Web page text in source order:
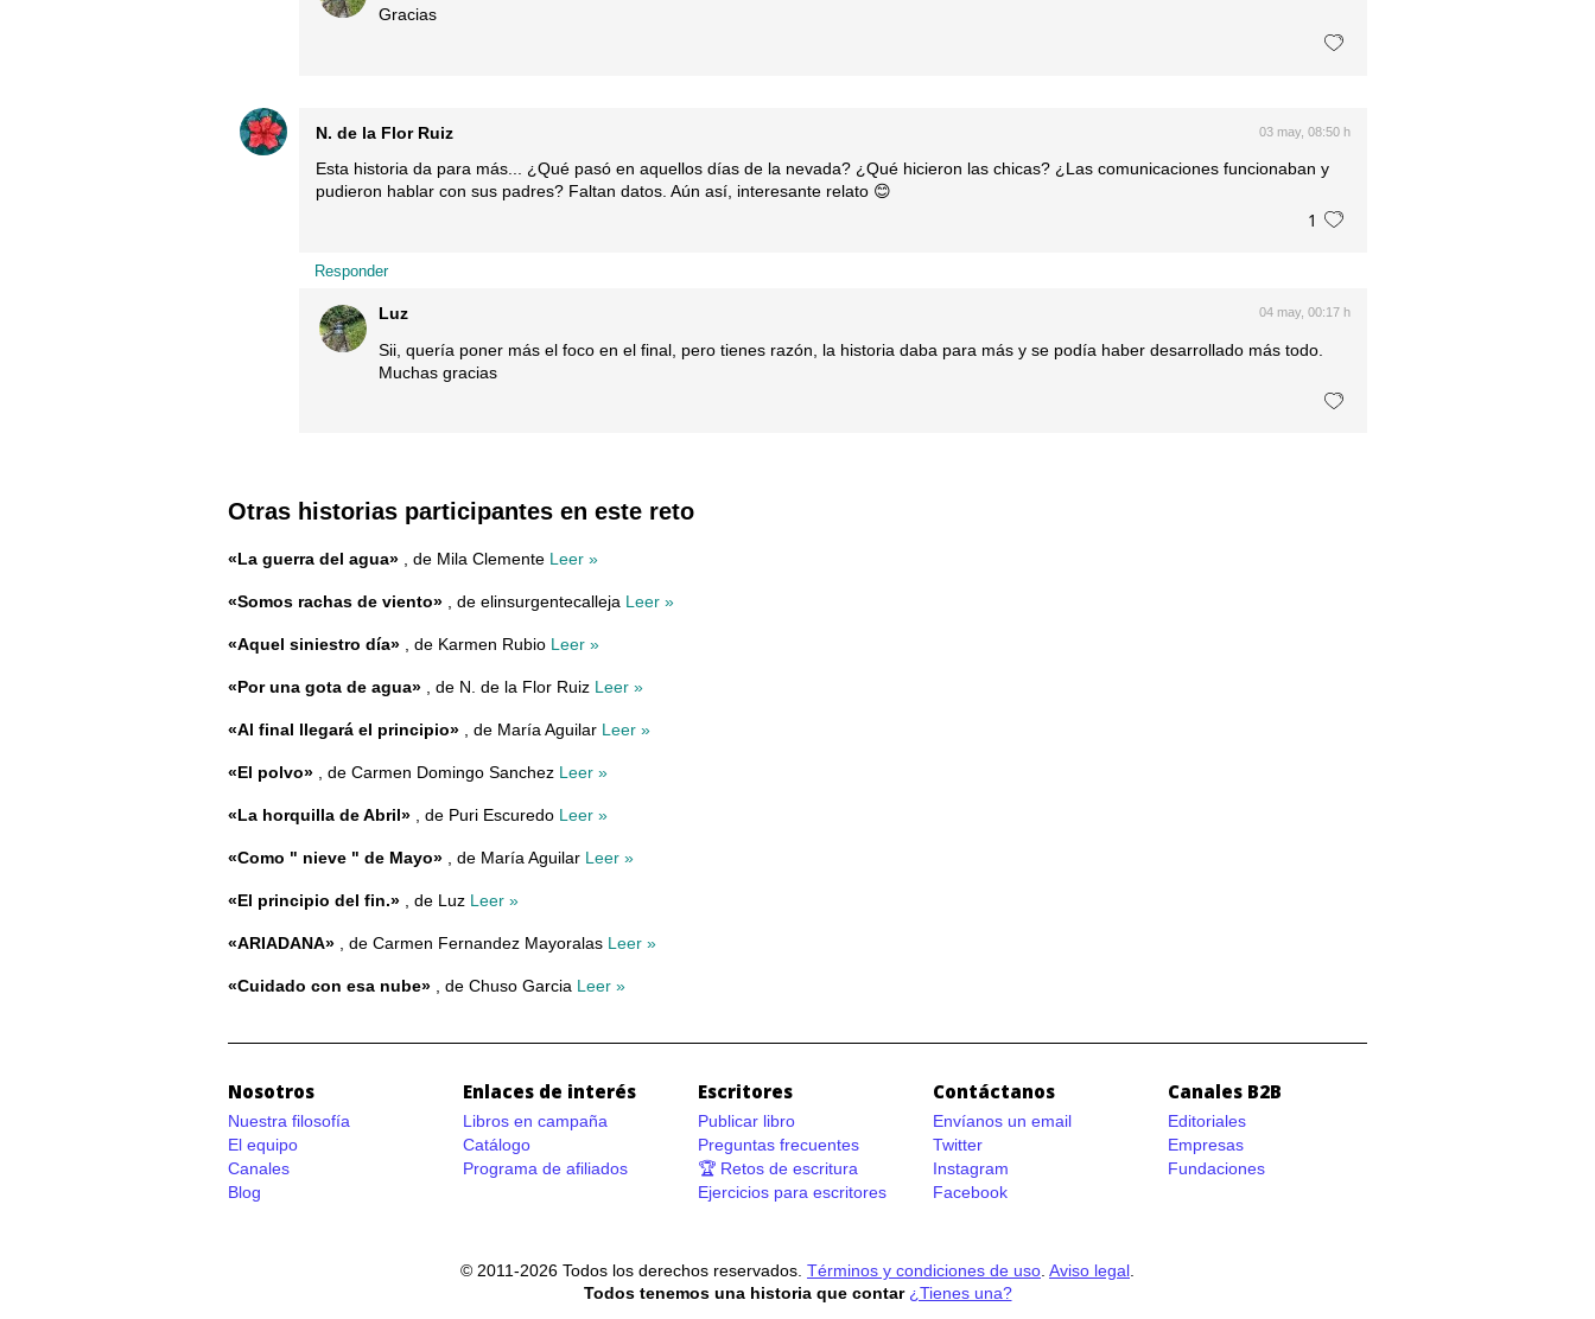
Gracias
N. de la Flor Ruiz 03 may, 08:50 h
Esta historia da para más... ¿Qué pasó en aquellos días de la nevada? ¿Qué hicieron las chicas? ¿Las comunicaciones funcionaban y
pudieron hablar con sus padres? Faltan datos. Aún así, interesante relato 😊
1
Responder
Luz 04 may, 00:17 h
Sii, quería poner más el foco en el final, pero tienes razón, la historia daba para más y se podía haber desarrollado más todo.
Muchas gracias
Otras historias participantes en este reto
«La guerra del agua» , de Mila Clemente Leer »
«Somos rachas de viento» , de elinsurgentecalleja Leer »
«Aquel siniestro día» , de Karmen Rubio Leer »
«Por una gota de agua» , de N. de la Flor Ruiz Leer »
«Al final llegará el principio» , de María Aguilar Leer »
«El polvo» , de Carmen Domingo Sanchez Leer »
«La horquilla de Abril» , de Puri Escuredo Leer »
«Como " nieve " de Mayo» , de María Aguilar Leer »
«El principio del fin.» , de Luz Leer »
«ARIADANA» , de Carmen Fernandez Mayoralas Leer »
«Cuidado con esa nube» , de Chuso Garcia Leer »
Nosotros
Nuestra filosofía
El equipo
Canales
Blog
Enlaces de interés
Libros en campaña
Catálogo
Programa de afiliados
Escritores
Publicar libro
Preguntas frecuentes
🏆 Retos de escritura
Ejercicios para escritores
Contáctanos
Envíanos un email
Twitter
Instagram
Facebook
Canales B2B
Editoriales
Empresas
Fundaciones
© 2011-2026 Todos los derechos reservados. Términos y condiciones de uso. Aviso legal.
Todos tenemos una historia que contar ¿Tienes una?